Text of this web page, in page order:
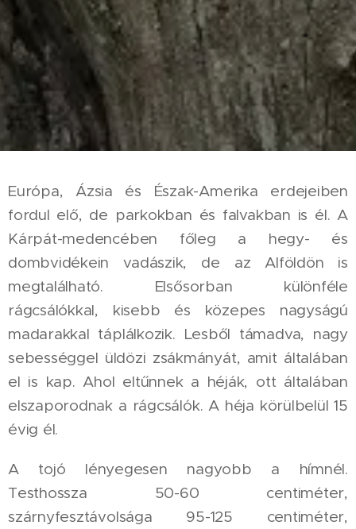
Európa, Ázsia és Észak-Amerika erdejeiben
fordul elő, de parkokban és falvakban is él. A
Kárpát-medencében főleg a hegy- és
dombvidékein vadászik, de az Alföldön is
megtalálható. Elsősorban különféle
rágcsálókkal, kisebb és közepes nagyságú
madarakkal táplálkozik. Lesből támadva, nagy
sebességgel üldözi zsákmányát, amit általában
el is kap. Ahol eltűnnek a héják, ott általában
elszaporodnak a rágcsálók. A héja körülbelül 15
évig él.
A tojó lényegesen nagyobb a hímnél.
Testhossza 50-60 centiméter,
szárnyfesztávolsága 95-125 centiméter,